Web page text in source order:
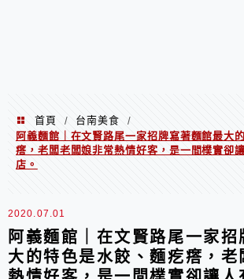
首頁 / 台南美食
/
阿義麵館｜在文賢路尾一家招牌寫著麵館最大
瘩，老闆老闆娘非常熱情好客，是一間樸實卻
店。
2020.07.01
阿義麵館｜在文賢路尾一家招
大的特色是水餃、麵疙瘩，老